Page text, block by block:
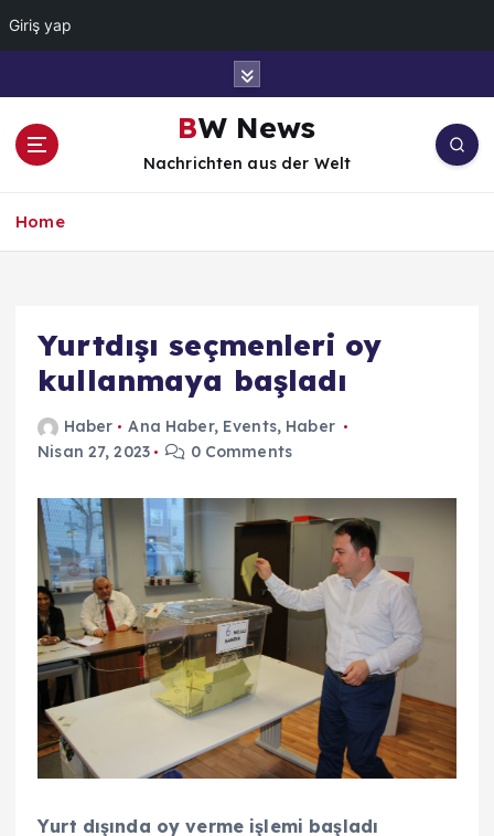
Giriş yap
BW News
Nachrichten aus der Welt
Home
Yurtdışı seçmenleri oy
kullanmaya başladı
Haber Ana Haber, Events, Haber
Nisan 27, 2023
0 Comments
Yurt dışında oy verme işlemi başladı